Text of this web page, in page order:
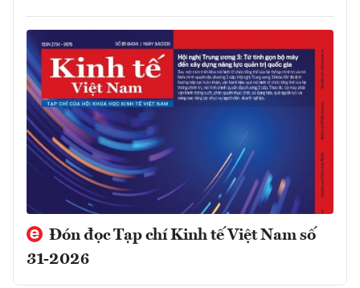
Đón đọc Tạp chí Kinh tế Việt Nam số
31-2026